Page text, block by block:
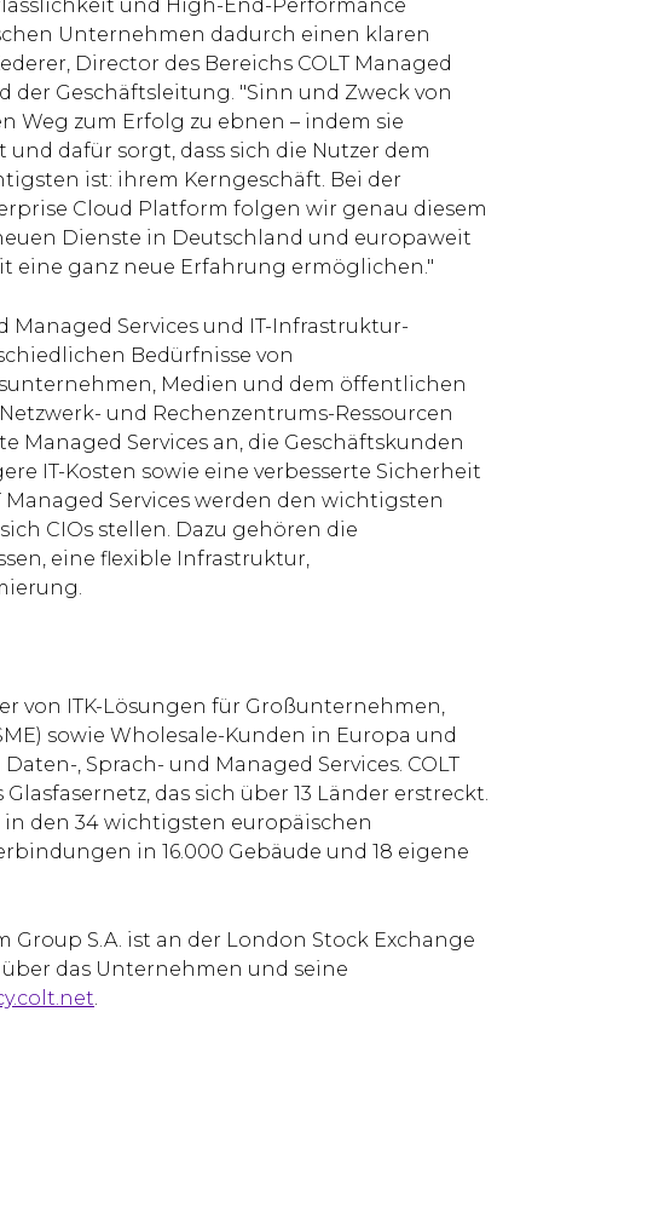
und High-End-Performance
Unternehmen dadurch einen klaren
Director des Bereichs COLT Managed
der Geschäftsleitung. "Sinn und Zweck von
Weg zum Erfolg zu ebnen – indem sie
dafür sorgt, dass sich die Nutzer dem
ist: ihrem Kerngeschäft. Bei der
Cloud Platform folgen wir genau diesem
Dienste in Deutschland und europaweit
eine ganz neue Erfahrung ermöglichen."
Managed Services und IT-Infrastruktur-
Bedürfnisse von
Medien und dem öffentlichen
und Rechenzentrums-Ressourcen
Managed Services an, die Geschäftskunden
IT-Kosten sowie eine verbesserte Sicherheit
Services werden den wichtigsten
CIOs stellen. Dazu gehören die
eine flexible Infrastruktur,
von ITK-Lösungen für Großunternehmen,
sowie Wholesale-Kunden in Europa und
, Sprach- und Managed Services. COLT
das sich über 13 Länder erstreckt.
in den 34 wichtigsten europäischen
in 16.000 Gebäude und 18 eigene
Group S.A. ist an der London Stock Exchange
das Unternehmen und seine
.